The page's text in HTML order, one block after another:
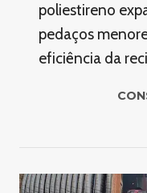
poliestireno
pedaços
eficiência da